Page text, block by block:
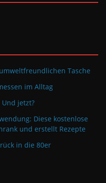
Tasche
im Alltag
jetzt?
Diese kostenlose
und erstellt Rezepte
in die 80er